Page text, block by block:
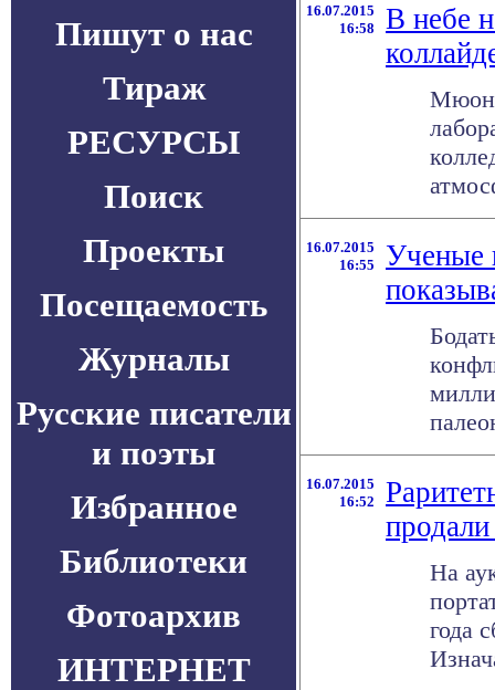
Пишут о нас
Тираж
РЕСУРСЫ
Поиск
Проекты
Посещаемость
Журналы
Русские писатели
и поэты
Избранное
Библиотеки
Фотоархив
ИНТЕРНЕТ
16.07.2015
16:58
В небе
16.07.2015
16:55
Ученые
16.07.2015
16:52
На
года